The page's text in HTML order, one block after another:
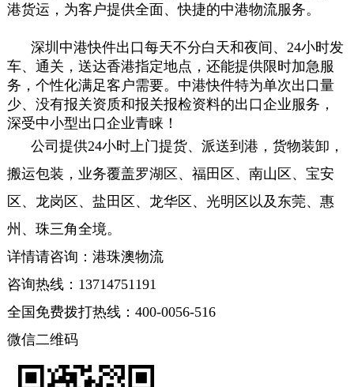
港货运，为客户提供全面、快捷的中港物流服务。
深圳中港快件出口每天不分白天和夜间、 24小时发
车、通关，送达香港指定地点，还能提供限时加急服
务，个性化满足客户需要。中港快件特为单次出口量
少、没有报关资质和报关报检资料的出口企业服务，
深受中小型出口企业青睐！
公司提供24小时上门提货、派送到港，货物装卸，
搬运包装，业务覆盖罗湖区、福田区、南山区、宝安
区、龙岗区、盐田区、龙华区、光明区以及东莞、惠
州、珠三角全境。
详情请咨询：港珠澳物流
咨询热线：13714751191
全国免费拨打热线：400-0056-516
微信二维码